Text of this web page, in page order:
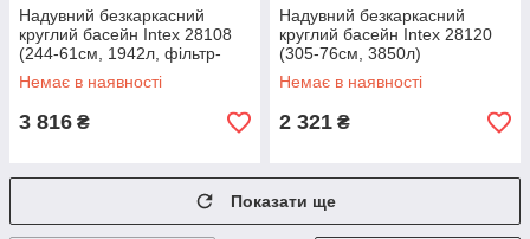
Надувний безкаркасний
круглий басейн Intex 28108
(244-61см, 1942л, фільтр-
насос) Синій
Немає в наявності
3 816 ₴
Надувний безкаркасний
круглий басейн Intex 28120
(305-76см, 3850л)
Немає в наявності
2 321 ₴
Показати ще